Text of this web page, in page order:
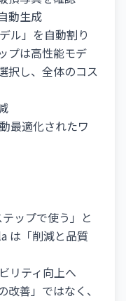
動生成
ル」を自動割り
プは高性能モデ
択し、全体のコス
最適化されたワ
ップで使う」と
は「削減と品質
リティ向上へ
善」ではなく、